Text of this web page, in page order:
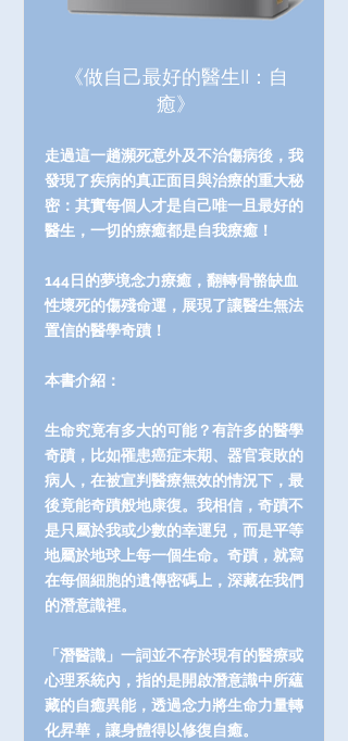
《做自己最好的醫生II：自
癒》
走過這一趟瀕死意外及不治傷病後，我
發現了疾病的真正面目與治療的重大秘
密：其實每個人才是自己唯一且最好的
醫生，一切的療癒都是自我療癒！
144日的夢境念力療癒，翻轉骨骼缺血
性壞死的傷殘命運，展現了讓醫生無法
置信的醫學奇蹟！
本書介紹：
生命究竟有多大的可能？有許多的醫學
奇蹟，比如罹患癌症末期、器官衰敗的
病人，在被宣判醫療無效的情況下，最
後竟能奇蹟般地康復。我相信，奇蹟不
是只屬於我或少數的幸運兒，而是平等
地屬於地球上每一個生命。奇蹟，就寫
在每個細胞的遺傳密碼上，深藏在我們
的潛意識裡。
「潛醫識」一詞並不存於現有的醫療或
心理系統內，指的是開啟潛意識中所蘊
藏的自癒異能，透過念力將生命力量轉
化昇華，讓身體得以修復自癒。